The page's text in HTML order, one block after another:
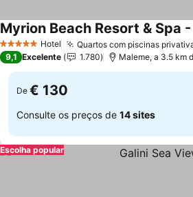
5 Estrelas Hotel Quartos com piscinas
Myrion Beach Resort & Spa
9,1 Excelente 1.780 Maleme, a 3.5 km
De € 130
Consulte os preços de 14 sites
Escolha popular